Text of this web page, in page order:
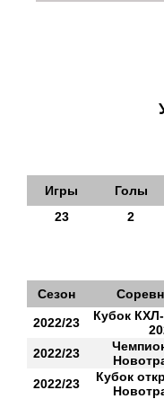
Игры Голы
23
2
Сезон
2022/23
Кубок
2022/23
2022/23
Кубок